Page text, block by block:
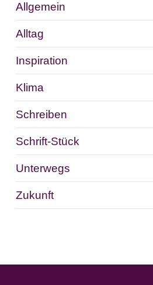
Allgemein
Alltag
Inspiration
Klima
Schreiben
Schrift-Stück
Unterwegs
Zukunft